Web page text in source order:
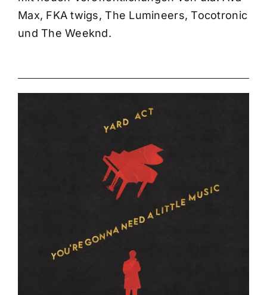
Max, FKA twigs, The Lumineers, Tocotronic
und The Weeknd.